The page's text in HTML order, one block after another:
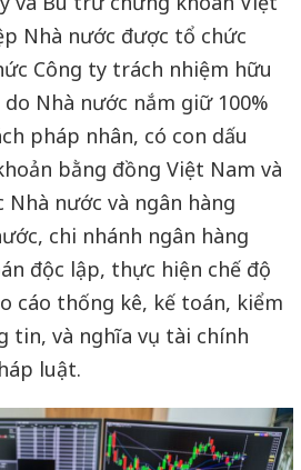
Nhà nước được tổ chức
Công ty trách nhiệm hữu
Nhà nước nắm giữ 100%
pháp nhân, có con dấu
bằng đồng Việt Nam và
nước và ngân hàng
chi nhánh ngân hàng
độc lập, thực hiện chế độ
cáo thống kê, kế toán, kiểm
tin, và nghĩa vụ tài chính
luật.